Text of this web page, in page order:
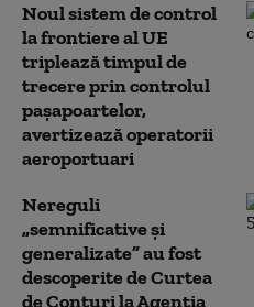
Noul sistem de control
la frontiere al UE
triplează timpul de
trecere prin controlul
paşapoartelor,
avertizează operatorii
aeroportuari
Nereguli
„semnificative și
generalizate” au fost
descoperite de Curtea
de Conturi la Agenția